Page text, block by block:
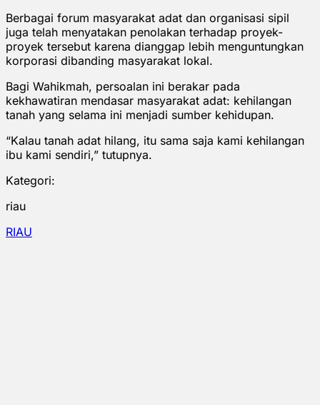
Berbagai forum masyarakat adat dan organisasi sipil
juga telah menyatakan penolakan terhadap proyek-
proyek tersebut karena dianggap lebih menguntungkan
korporasi dibanding masyarakat lokal.
Bagi Wahikmah, persoalan ini berakar pada
kekhawatiran mendasar masyarakat adat: kehilangan
tanah yang selama ini menjadi sumber kehidupan.
“Kalau tanah adat hilang, itu sama saja kami kehilangan
ibu kami sendiri,” tutupnya.
Kategori:
riau
RIAU